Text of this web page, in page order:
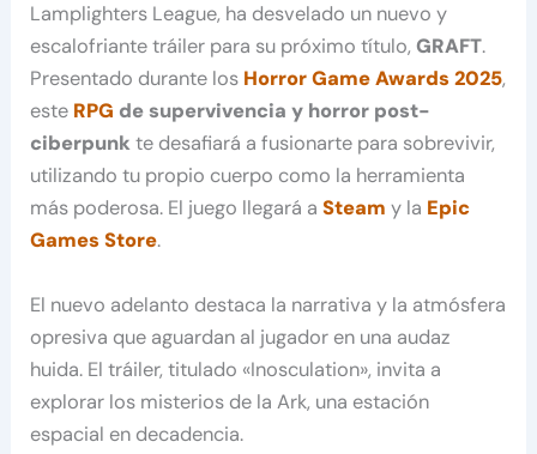
Lamplighters League, ha desvelado un nuevo y
escalofriante tráiler para su próximo título,GRAFT.
Presentado durante los Horror Game Awards 2025,
este RPG de supervivencia y horror post-
ciberpunkte desafiará a fusionarte para sobrevivir,
utilizando tu propio cuerpo como la herramienta
más poderosa. El juego llegará aSteam y la Epic
Games Store.
El nuevo adelanto destaca la narrativa y la atmósfera
opresiva que aguardan al jugador en una audaz
huida. El tráiler, titulado «Inosculation», invita a
explorar los misterios de la Ark, una estación
espacial en decadencia.